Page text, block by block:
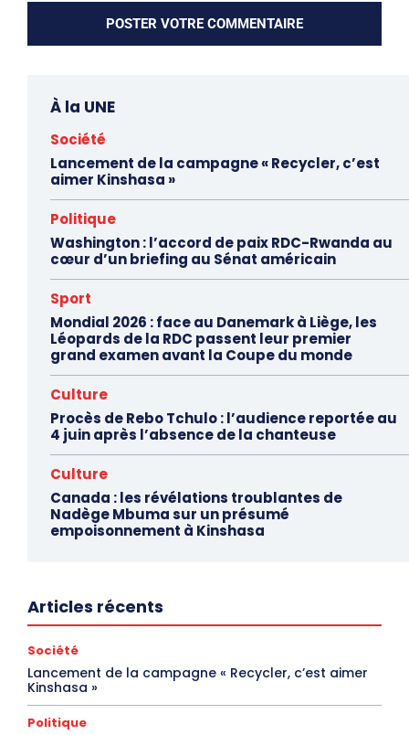
À la UNE
Société
Lancement de la campagne « Recycler, c’est
aimer Kinshasa »
Politique
Washington : l’accord de paix RDC-Rwanda au
cœur d’un briefing au Sénat américain
Sport
Mondial 2026 : face au Danemark à Liège, les
Léopards de la RDC passent leur premier
grand examen avant la Coupe du monde
Culture
Procès de Rebo Tchulo : l’audience reportée au
4 juin après l’absence de la chanteuse
Culture
Canada : les révélations troublantes de
Nadège Mbuma sur un présumé
empoisonnement à Kinshasa
Articles récents
Société
Lancement de la campagne « Recycler, c’est aimer
Kinshasa »
Politique